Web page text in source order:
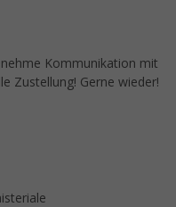
Kommunikation mit
Zustellung! Gerne wieder!